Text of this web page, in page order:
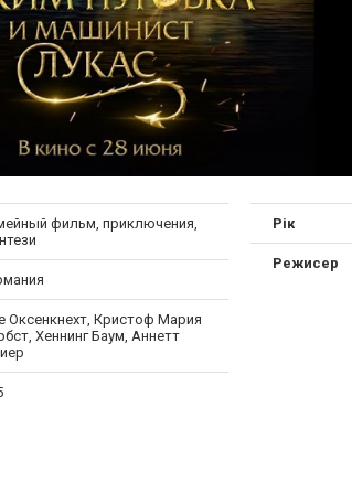
фильм, приключения,
Оксенкнехт, Кристоф Мария
Хеннинг Баум, Аннетт
Рік
Режисер